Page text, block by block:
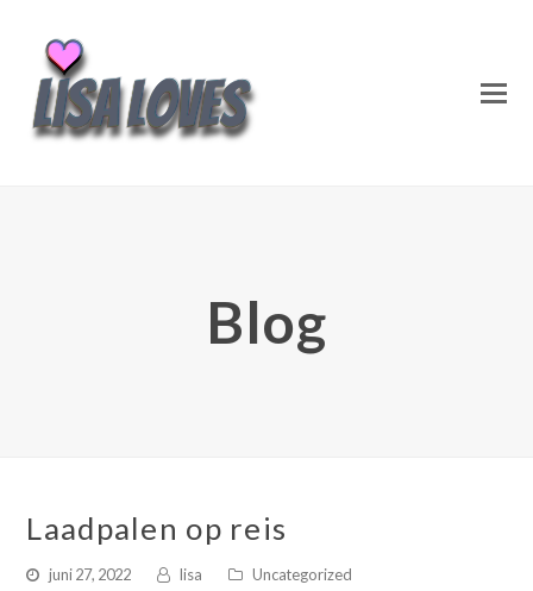
Blog
Laadpalen op reis
juni 27, 2022 lisa Uncategorized